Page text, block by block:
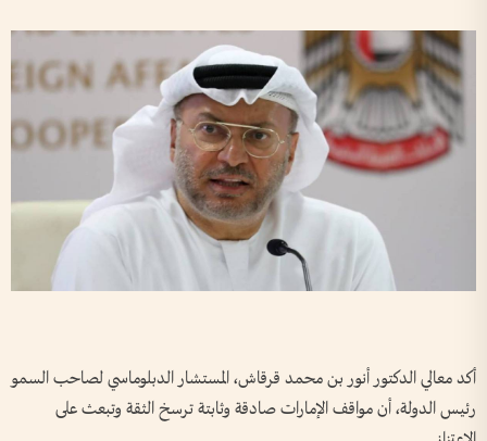
أكد معالي الدكتور أنور بن محمد قرقاش، المستشار الدبلوماسي لصاحب السمو
رئيس الدولة، أن مواقف الإمارات صادقة وثابتة ترسخ الثقة وتبعث على